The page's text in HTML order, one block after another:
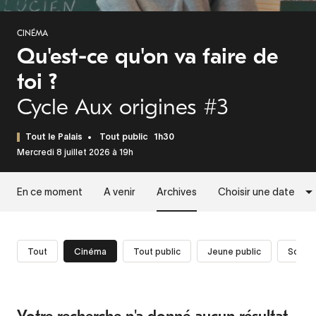
CINÉMA
Qu'est-ce qu'on va faire de
toi ?
Cycle Aux origines #3
Tout le Palais Tout public 1h30
Mercredi 8 juillet 2026 à 19h
En ce moment A venir Archives Choisir une date
Tout Cinéma Tout public Jeune public